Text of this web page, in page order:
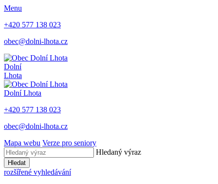
Menu
+420 577 138 023
obec@dolni-lhota.cz
Dolní
Lhota
Dolní Lhota
+420 577 138 023
obec@dolni-lhota.cz
Mapa webu Verze pro seniory
Hledaný výraz
Hledat
rozšířené vyhledávání